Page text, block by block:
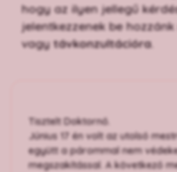
hogy az ilyen jellegű
jelentkezzenek be hozzánk
vagytávkonzultációra.
Tisztelt Doktornő.
Június 17 én volt az utolsó
együtt a párommal nem
megszakítással. A következő